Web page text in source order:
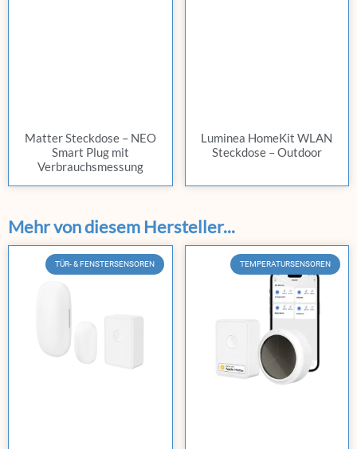
Matter Steckdose – NEO
Smart Plug mit
Verbrauchsmessung
Luminea HomeKit WLAN
Steckdose – Outdoor
Mehr von diesem Hersteller...
TÜR- & FENSTERSENSOREN TEMPERATURSENSOREN